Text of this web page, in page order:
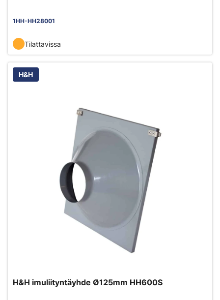
1HH-HH28001
Tilattavissa
H&H
H&H imuliityntäyhde Ø125mm HH600S